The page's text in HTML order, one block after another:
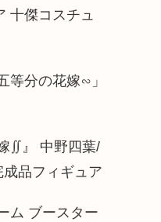
十傑コスチュ
等分の花嫁∽」
∬』 中野四葉/
品フィギュア
ム ブースター